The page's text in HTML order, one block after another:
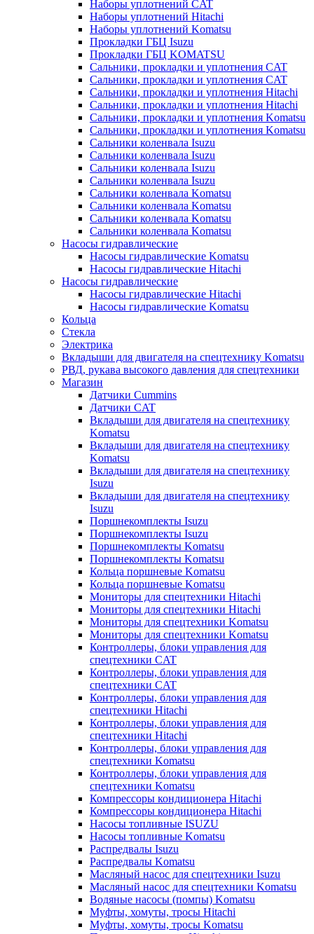
Наборы уплотнений CAT
Наборы уплотнений Hitachi
Наборы уплотнений Komatsu
Прокладки ГБЦ Isuzu
Прокладки ГБЦ KOMATSU
Сальники, прокладки и уплотнения CAT
Сальники, прокладки и уплотнения CAT
Сальники, прокладки и уплотнения Hitachi
Сальники, прокладки и уплотнения Hitachi
Сальники, прокладки и уплотнения Komatsu
Сальники, прокладки и уплотнения Komatsu
Сальники коленвала Isuzu
Сальники коленвала Isuzu
Сальники коленвала Isuzu
Сальники коленвала Isuzu
Сальники коленвала Komatsu
Сальники коленвала Komatsu
Сальники коленвала Komatsu
Сальники коленвала Komatsu
Насосы гидравлические
Насосы гидравлические Komatsu
Насосы гидравлические Hitachi
Насосы гидравлические
Насосы гидравлические Hitachi
Насосы гидравлические Komatsu
Кольца
Стекла
Электрика
Вкладыши для двигателя на спецтехнику Komatsu
РВД, рукава высокого давления для спецтехники
Магазин
Датчики Cummins
Датчики CAT
Вкладыши для двигателя на спецтехнику
Komatsu
Вкладыши для двигателя на спецтехнику
Komatsu
Вкладыши для двигателя на спецтехнику
Isuzu
Вкладыши для двигателя на спецтехнику
Isuzu
Поршнекомплекты Isuzu
Поршнекомплекты Isuzu
Поршнекомплекты Komatsu
Поршнекомплекты Komatsu
Кольца поршневые Komatsu
Кольца поршневые Komatsu
Мониторы для спецтехники Hitachi
Мониторы для спецтехники Hitachi
Мониторы для спецтехники Komatsu
Мониторы для спецтехники Komatsu
Контроллеры, блоки управления для
спецтехники CAT
Контроллеры, блоки управления для
спецтехники CAT
Контроллеры, блоки управления для
спецтехники Hitachi
Контроллеры, блоки управления для
спецтехники Hitachi
Контроллеры, блоки управления для
спецтехники Komatsu
Контроллеры, блоки управления для
спецтехники Komatsu
Компрессоры кондиционера Hitachi
Компрессоры кондиционера Hitachi
Насосы топливные ISUZU
Насосы топливные Komatsu
Распредвалы Isuzu
Распредвалы Komatsu
Масляный насос для спецтехники Isuzu
Масляный насос для спецтехники Komatsu
Водяные насосы (помпы) Komatsu
Муфты, хомуты, тросы Hitachi
Муфты, хомуты, тросы Komatsu